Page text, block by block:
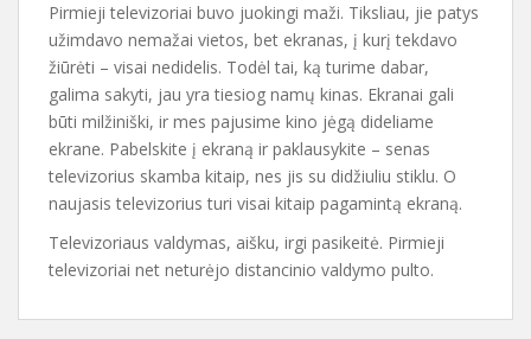
Pirmieji televizoriai buvo juokingi maži. Tiksliau, jie patys
užimdavo nemažai vietos, bet ekranas, į kurį tekdavo
žiūrėti – visai nedidelis. Todėl tai, ką turime dabar,
galima sakyti, jau yra tiesiog namų kinas. Ekranai gali
būti milžiniški, ir mes pajusime kino jėgą dideliame
ekrane. Pabelskite į ekraną ir paklausykite – senas
televizorius skamba kitaip, nes jis su didžiuliu stiklu. O
naujasis televizorius turi visai kitaip pagamintą ekraną.
Televizoriaus valdymas, aišku, irgi pasikeitė. Pirmieji
televizoriai net neturėjo distancinio valdymo pulto.